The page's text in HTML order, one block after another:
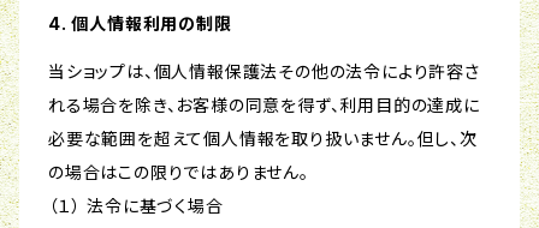
4. 個人情報利用の制限
当ショップは、個人情報保護法その他の法令により許容さ
れる場合を除き、お客様の同意を得ず、利用目的の達成に
必要な範囲を超えて個人情報を取り扱いません。但し、次
の場合はこの限りではありません。
（１） 法令に基づく場合